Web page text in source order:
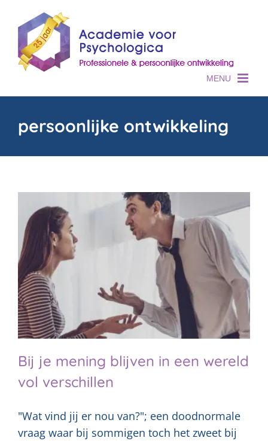
content
persoonlijke ontwikkeling
Bij je mening blijven in een wereld
vol verschillen
"Wat vind jij er nou van?"; een doodnormale
vraag waar bij sommigen toch het zweet bij